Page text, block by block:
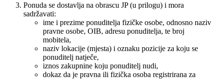
Ponuda se dostavlja na obrascu JP (u prilogu) i mora
sadržavati:
ime i prezime ponuditelja fizičke osobe, odnosno naziv
pravne osobe, OIB, adresu ponuditelja, te broj
mobitela,
naziv lokacije (mjesta) i oznaku pozicije za koju se
ponuditelj natječe,
iznos zakupnine koju ponuditelj nudi,
dokaz da je pravna ili fizička osoba registrirana za